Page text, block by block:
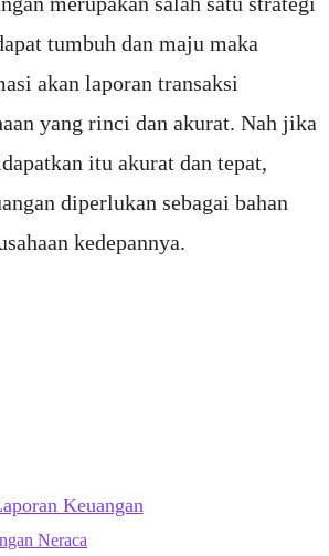
tumbuh dan maju maka
akan laporan transaksi
yang rinci dan akurat. Nah jika
itu akurat dan tepat,
diperlukan sebagai bahan
kedepannya.
Keuangan
Neraca